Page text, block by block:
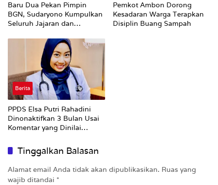
Baru Dua Pekan Pimpin
BGN, Sudaryono Kumpulkan
Seluruh Jajaran dan
Pungli dan Pemerasan
Supplier harus Berhenti
Pemkot Ambon Dorong
Kesadaran Warga Terapkan
Disiplin Buang Sampah
Berita
PPDS Elsa Putri Rahadini
Dinonaktifkan 3 Bulan Usai
Komentar yang Dinilai
Tinggalkan Balasan
Alamat email Anda tidak akan dipublikasikan. Ruas yang
wajib ditandai *